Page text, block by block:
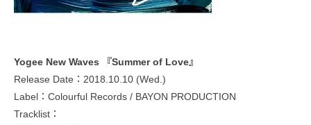
Yogee New Waves 『Summer of Love』
Release Date：2018.10.10 (Wed.)
Label：Colourful Records / BAYON PRODUCTION
Tracklist：